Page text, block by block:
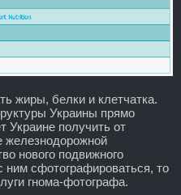
жиры, белки и клетчатка.
Украины прямо
Украине получить от
железнодорожной
нового подвижного
ним сфотографироваться, то
гнома-фотографа.